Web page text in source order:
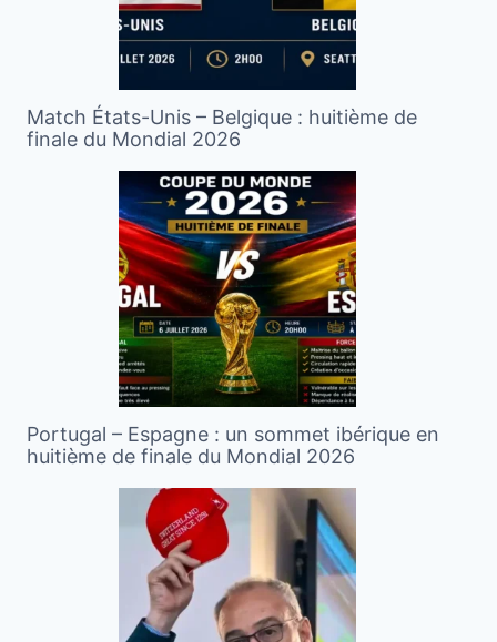
Match États-Unis – Belgique : huitième de
finale du Mondial 2026
Portugal – Espagne : un sommet ibérique en
huitième de finale du Mondial 2026